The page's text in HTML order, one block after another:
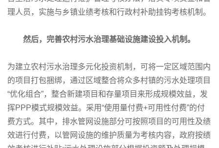
理人员，实施与乡镇业绩考核和行政村补助挂钩考核机制。
然后，完善农村污水治理基础设施建设投入机制。
为建立农村污水治理多元化投资机制，可将一定区域范围内
的项目打包捆绑，通过区域整合将众多村镇的污水处理项目
“优化组合”，整合新建项目和存量项目来形成规模效益，发
挥PPP模式规模效益。采用“使用量付费+可用性付费”的付
费方式。其中，排水管网设施部分可按照项目的可用性及绩
效进行付费，以管网设施的维护质量为考核内容，政府按绩